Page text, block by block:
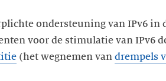
ondersteuning van IPv6 in
voor de stimulatie van IPv6
(het wegnemen van drempels